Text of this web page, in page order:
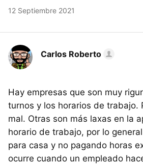
12 Septiembre 2021
Carlos Roberto
Hay empresas que son muy
turnos y los horarios de trabajo.
mal. Otras son más laxas en la
horario de trabajo, por lo
para casa y no pagando horas
ocurre cuando un empleado